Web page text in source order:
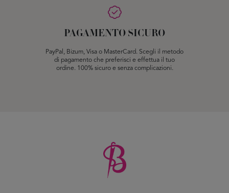
PAGAMENTO SICURO
PayPal, Bizum, Visa o MasterCard. Scegli il metodo
di pagamento che preferisci e effettua il tuo
ordine. 100% sicuro e senza complicazioni.